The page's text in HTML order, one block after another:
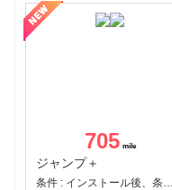
705
ジャンプ＋